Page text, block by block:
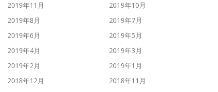
2019年11月
2019年10月
2019年8月
2019年7月
2019年6月
2019年5月
2019年4月
2019年3月
2019年2月
2019年1月
2018年12月
2018年11月